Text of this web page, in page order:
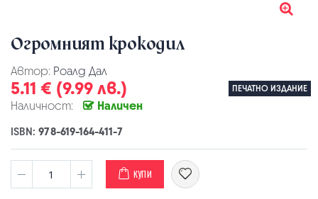
Огромният крокодил
Автор: Роалд Дал
5.11 € (9.99 лв.) ПЕЧАТНО ИЗДАНИЕ
Наличност: Наличен
ISBN:978-619-164-411-7
КУПИ